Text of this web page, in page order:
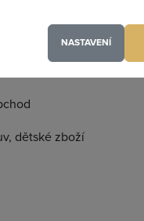
NASTAVENÍ
dětské zboží
Registrovat
zviditelnění ve
přístup k Vám i Vaší
prezentace Vaší